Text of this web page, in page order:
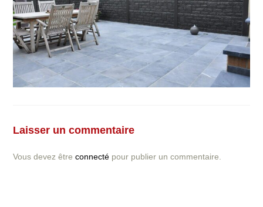
Laisser un commentaire
Vous devez êtreconnecté pour publier un commentaire.
N’hésitez pas à nous contacter ! nous vous proposerons
projet.